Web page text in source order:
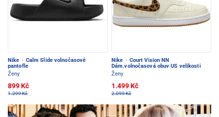
Nike · Calm Slide volnočasové
pantofle
Ženy
899 Kč
1.299 Kč
Nike · Court Vision NN
Dám.volnočasová obuv US velikosti
Ženy
1.499 Kč
2.099 Kč